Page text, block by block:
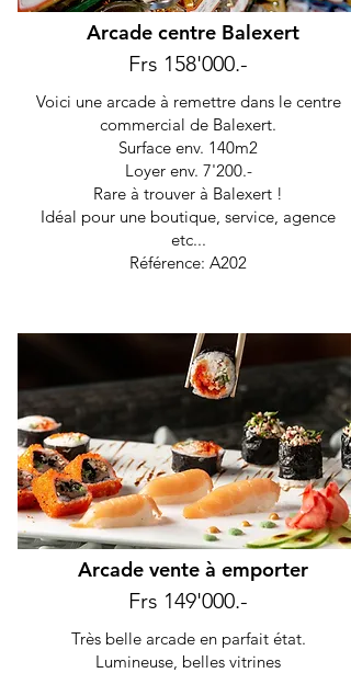
Arcade centre Balexert
Frs 158'000.-
Voici une arcade à remettre dans le centre
commercial de Balexert.
Surface env. 140m2
Loyer env. 7'200.-
Rare à trouver à Balexert !
Idéal pour une boutique, service, agence
etc...
Référence: A202
Arcade vente à emporter
Frs 149'000.-
Très belle arcade en parfait état.
Lumineuse, belles vitrines